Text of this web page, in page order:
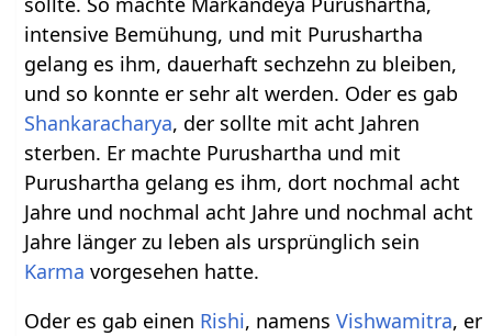
intensive Bemühung, und mit Purushartha
gelang es ihm, dauerhaft sechzehn zu bleiben,
und so konnte er sehr alt werden. Oder es gab
Shankaracharya, der sollte mit acht Jahren
sterben. Er machte Purushartha und mit
Purushartha gelang es ihm, dort nochmal acht
Jahre und nochmal acht Jahre und nochmal acht
Jahre länger zu leben als ursprünglich sein
Karma vorgesehen hatte.
Oder es gab einen Rishi, namensVishwamitra, er